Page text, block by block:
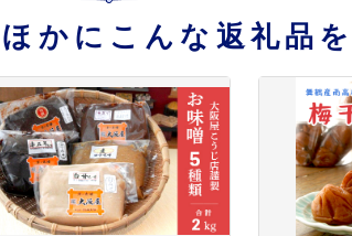
かにこんな返礼品